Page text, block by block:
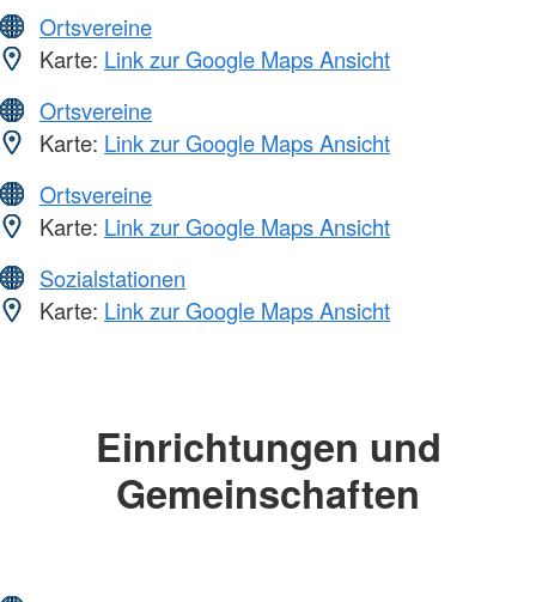
Ortsvereine
Karte: Link zur Google Maps Ansicht
Ortsvereine
Karte: Link zur Google Maps Ansicht
Ortsvereine
Karte: Link zur Google Maps Ansicht
Sozialstationen
Karte: Link zur Google Maps Ansicht
Einrichtungen und
Gemeinschaften